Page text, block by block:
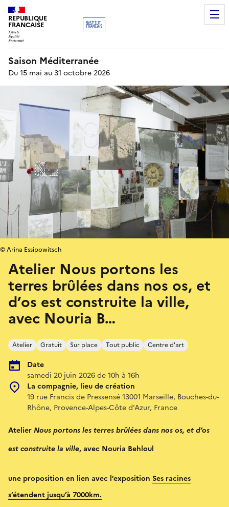
REPUBLIQUE
FRANCAISE
Saison Méditerranée
Du 15 mai au 31 octobre 2026
Atelier Nous portons les
terres brûlées dans nos os, et
d’os est construite la ville,
avec Nouria B…
Atelier Gratuit Sur place Tout public Centre d'art
Date
samedi 20 juin 2026 de 10h à 16h
La compagnie, lieu de création
19 rue Francis de Pressensé 13001 Marseille, Bouches-du-
Rhône, Provence-Alpes-Côte d'Azur, France
© Arina Essipowitsch
AtelierNous portons les terres brûlées dans nos os, et d’os
est construite la ville, avec Nouria Behloul
une proposition en lien avec l’exposition Ses racines
s’étendent jusqu’à 7000km.